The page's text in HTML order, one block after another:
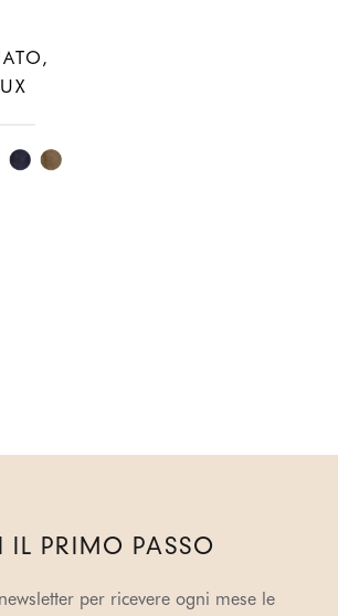
IL PRIMO PASSO
per ricevere ogni mese le